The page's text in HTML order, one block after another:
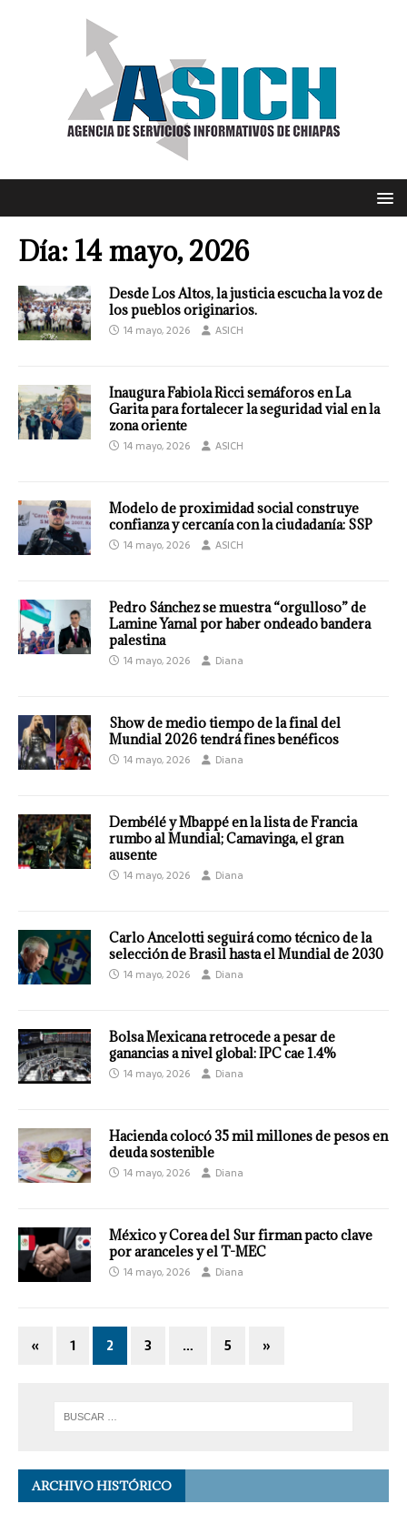
Día: 14 mayo, 2026
Desde Los Altos, la justicia escucha la voz de
los pueblos originarios.
14 mayo, 2026 ASICH
Inaugura Fabiola Ricci semáforos en La
Garita para fortalecer la seguridad vial en la
zona oriente
14 mayo, 2026 ASICH
Modelo de proximidad social construye
confianza y cercanía con la ciudadanía: SSP
14 mayo, 2026 ASICH
Pedro Sánchez se muestra “orgulloso” de
Lamine Yamal por haber ondeado bandera
palestina
14 mayo, 2026 Diana
Show de medio tiempo de la final del
Mundial 2026 tendrá fines benéficos
14 mayo, 2026 Diana
Dembélé y Mbappé en la lista de Francia
rumbo al Mundial; Camavinga, el gran
ausente
14 mayo, 2026 Diana
Carlo Ancelotti seguirá como técnico de la
selección de Brasil hasta el Mundial de 2030
14 mayo, 2026 Diana
Bolsa Mexicana retrocede a pesar de
ganancias a nivel global: IPC cae 1.4%
14 mayo, 2026 Diana
Hacienda colocó 35 mil millones de pesos en
deuda sostenible
14 mayo, 2026 Diana
México y Corea del Sur firman pacto clave
por aranceles y el T-MEC
14 mayo, 2026 Diana
« 1 2 3 … 5 »
ARCHIVO HISTÓRICO